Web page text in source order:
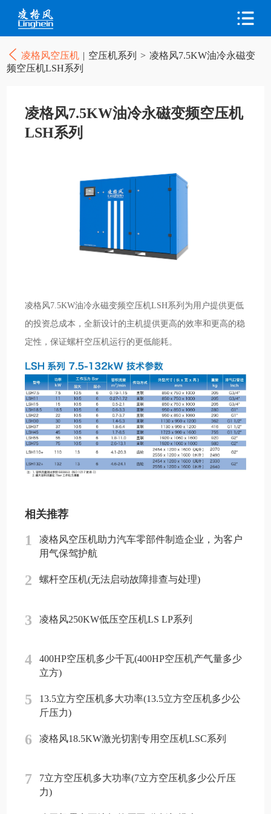
凌格风空压机 | 空压机系列 > 凌格风7.5KW油冷永磁变
频空压机LSH系列
凌格风7.5KW油冷永磁变频空压机
LSH系列
凌格风7.5KW油冷永磁变频空压机LSH系列为用户提供更低
的投资总成本，全新设计的主机提供更高的效率和更高的稳
定性，保证螺杆空压机运行的更低能耗。
相关推荐
1
凌格风空压机助力汽车零部件制造企业，为客户
用气保驾护航
2 螺杆空压机(无法启动故障排查与处理)
3 凌格风250KW低压空压机LS LP系列
4
400HP空压机多少千瓦(400HP空压机产气量多少
立方)
5
13.5立方空压机多大功率(13.5立方空压机多少公
斤压力)
6 凌格风18.5KW激光切割专用空压机LSC系列
7
7立方空压机多大功率(7立方空压机多少公斤压
力)